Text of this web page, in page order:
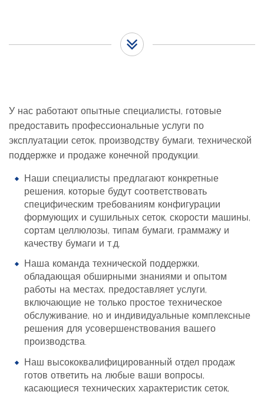
У нас работают опытные специалисты, готовые
предоставить профессиональные услуги по
эксплуатации сеток, производству бумаги, технической
поддержке и продаже конечной продукции.
Наши специалисты предлагают конкретные
решения, которые будут соответствовать
специфическим требованиям конфигурации
формующих и сушильных сеток, скорости машины,
сортам целлюлозы, типам бумаги, граммажу и
качеству бумаги и т.д.
Наша команда технической поддержки,
обладающая обширными знаниями и опытом
работы на местах, предоставляет услуги,
включающие не только простое техническое
обслуживание, но и индивидуальные комплексные
решения для усовершенствования вашего
производства.
Наш высококвалифицированный отдел продаж
готов ответить на любые ваши вопросы,
касающиеся технических характеристик сеток,